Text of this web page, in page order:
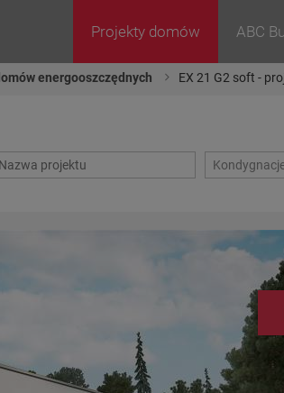
Projekty domów ABC
energooszczędnych EX 21 G2 soft -